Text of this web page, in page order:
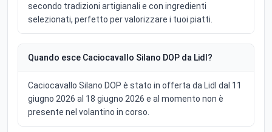
secondo tradizioni artigianali e con ingredienti
selezionati, perfetto per valorizzare i tuoi piatti.
Quando esce Caciocavallo Silano DOP da Lidl?
Caciocavallo Silano DOP è stato in offerta da Lidl dal 11
giugno 2026 al 18 giugno 2026 e al momento non è
presente nel volantino in corso.